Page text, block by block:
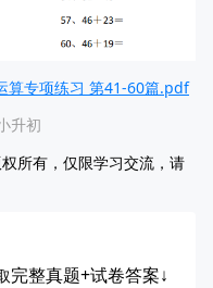
算专项练习 第41-60篇.pdf
升初
所有，仅限学习交流，请
完整真题+试卷答案↓